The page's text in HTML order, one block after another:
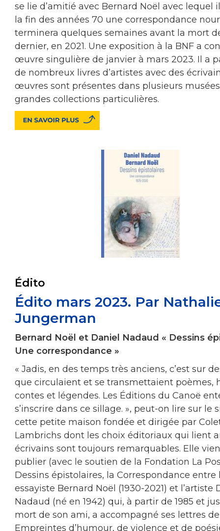
se lie d’amitié avec Bernard Noël avec lequel
la fin des années 70 une correspondance
terminera quelques semaines avant la mort
dernier, en 2021. Une exposition à la BNF a
œuvre singulière de janvier à mars 2023. Il a
de nombreux livres d’artistes avec des
œuvres sont présentes dans plusieurs
grandes collections particulières.
Édito
Édito mars 2023. Par
Jungerman
Bernard Noël et Daniel Nadaud « Dessins
Une correspondance »
« Jadis, en des temps très anciens, c’est sur
que circulaient et se transmettaient poèmes,
contes et légendes. Les Éditions du Canoë
s’inscrire dans ce sillage. », peut-on lire sur le
cette petite maison fondée et dirigée par
Lambrichs dont les choix éditoriaux qui lient
écrivains sont toujours remarquables. Elle
publier (avec le soutien de la Fondation La
Dessins épistolaires, la Correspondance entre
essayiste Bernard Noël (1930-2021) et l’artiste
Nadaud (né en 1942) qui, à partir de 1985 et
mort de son ami, a accompagné ses lettres
Empreintes d’humour, de violence et de